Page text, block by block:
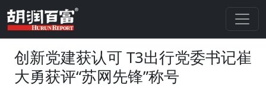
创新党建获认可 T3出行党委书记崔
大勇获评“苏网先锋”称号